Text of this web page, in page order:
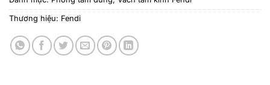
Thương hiệu: Fendi